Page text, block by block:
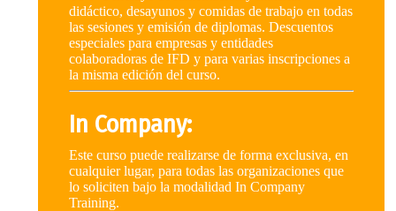
didáctico, desayunos y comidas de trabajo en todas
las sesiones y emisión de diplomas. Descuentos
especiales para empresas y entidades
colaboradoras de IFD y para varias inscripciones a
la misma edición del curso.
In Company:
Este curso puede realizarse de forma exclusiva, en
cualquier lugar, para todas las organizaciones que
lo soliciten bajo la modalidad In Company
Training.